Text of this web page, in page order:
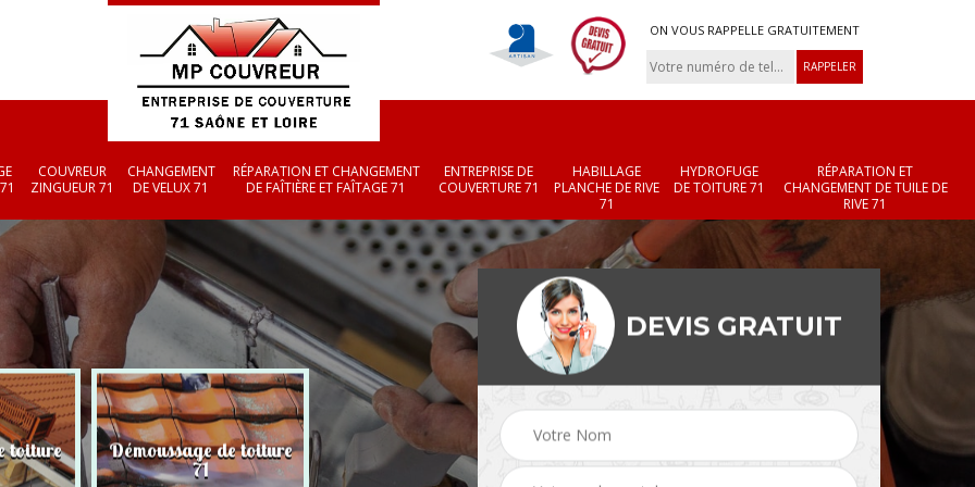
ON VOUS RAPPELLE GRATUITEMENT
COUVREUR
ZINGUEUR 71
CHANGEMENT
DE VELUX 71
RÉPARATION ET CHANGEMENT
DE FAÎTIÈRE ET FAÎTAGE 71
ENTREPRISE DE
COUVERTURE 71
HABILLAGE
PLANCHE DE RIVE
71
HYDROFUGE
DE TOITURE 71
RÉPARATION ET
CHANGEMENT DE TUILE DE
RIVE 71
toiture Démoussage de toiture
71 Couvreur zingueur 71 Changement de velux
71
Réparation et
changement de
et faîtage 71
DEVIS GRATUIT